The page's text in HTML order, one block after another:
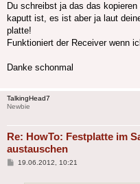
Du schreibst ja das das
kaputt ist, es ist aber ja laut
platte!
Funktioniert der Receiver wenn
Danke schonmal
TalkingHead7
Newbie
Re: HowTo: Festplatte im
austauschen
Beitrag
19.06.2012, 10:21